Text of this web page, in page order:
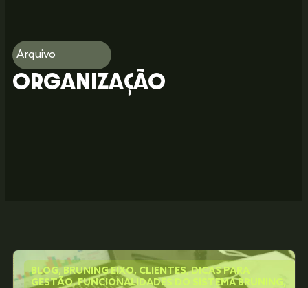
Arquivo
Organização
BLOG, BRUNING EIXO, CLIENTES,DICAS PARA
GESTÃO,FUNCIONALIDADES DO SISTEMA BRUNING,